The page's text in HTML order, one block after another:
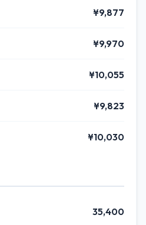
¥9,877
¥9,970
¥10,055
¥9,823
¥10,030
35,400